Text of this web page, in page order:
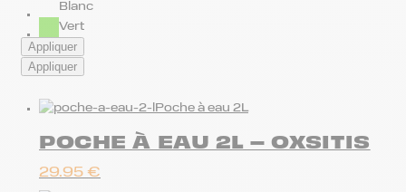
Blanc
Vert
Appliquer
Appliquer
Poche à eau 2L
POCHE À EAU 2L – OXSITIS
29.95 €